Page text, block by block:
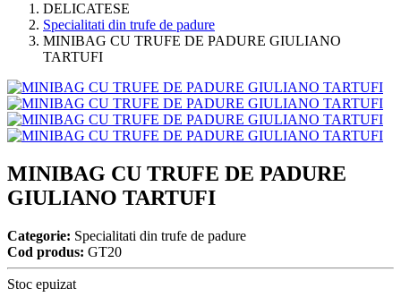
DELICATESE
Specialitati din trufe de padure
MINIBAG CU TRUFE DE PADURE GIULIANO
TARTUFI
MINIBAG CU TRUFE DE PADURE
GIULIANO TARTUFI
Categorie: Specialitati din trufe de padure
Cod produs: GT20
Stoc epuizat